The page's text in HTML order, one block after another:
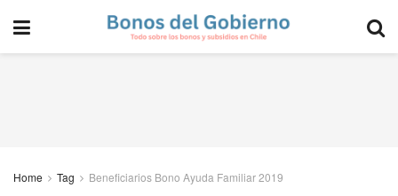
Home Tag Beneficiarios Bono Ayuda Familiar 2019